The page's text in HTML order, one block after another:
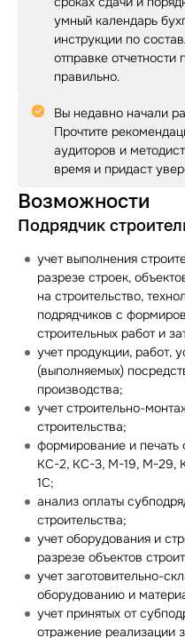
умный календарь
инструкции по
отправке отчетности
правильно.
Вы недавно начали
Прочтите
аудиторов и
время и придаст
Возможности
Подрядчик
учет выполнения
разрезе строек,
на строительство,
подрядчиков с
строительных работ и
учет продукции, работ,
(выполняемых)
производства;
учет строительно-
строительства;
формирование и печать
КС-2, КС-3, М-19, М-29,
1С;
анализ оплаты
строительства;
учет оборудования и
разрезе объектов
учет заготовительно-
оборудованию и
учет принятых от
отражение реализации